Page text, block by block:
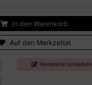
In den Warenkorb
Auf den Merkzettel
Rezension schreiben